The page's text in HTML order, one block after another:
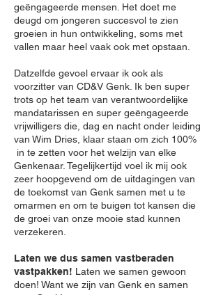
geëngageerde mensen. Het doet me
deugd om jongeren succesvol te zien
groeien in hun ontwikkeling, soms met
vallen maar heel vaak ook met opstaan.
Datzelfde gevoel ervaar ik ook als
voorzitter van CD&V Genk. Ik ben super
trots op het team van verantwoordelijke
mandatarissen en super geëngageerde
vrijwilligers die, dag en nacht onder leiding
van Wim Dries, klaar staan om zich 100%
in te zetten voor het welzijn van elke
Genkenaar. Tegelijkertijd voel ik mij ook
zeer hoopgevend om de uitdagingen van
de toekomst van Genk samen met u te
omarmen en om te buigen tot kansen die
de groei van onze mooie stad kunnen
verzekeren.
Laten we dus samen vastberaden
vastpakken! Laten we samen gewoon
doen! Want we zijn van Genk en samen